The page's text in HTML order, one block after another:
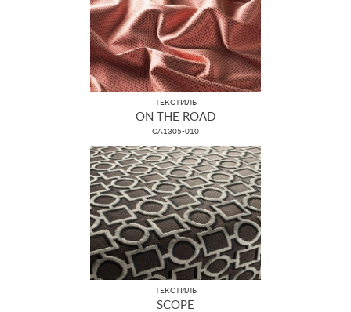
ТЕКСТИЛЬ
ON THE ROAD
CA1305-010
ТЕКСТИЛЬ
SCOPE